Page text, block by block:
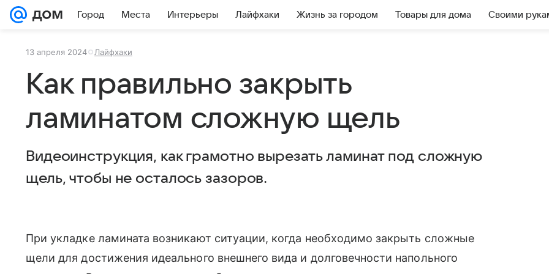
Город Места Интерьеры Лайфхаки Жизнь за городом Товары для дома Своими
13 апреля 2024 Лайфхаки
Как правильно закрыть
ламинатом сложную щель
Видеоинструкция, как грамотно вырезать ламинат под сложную
щель, чтобы не осталось зазоров.
При укладке ламината возникают ситуации, когда необходимо закрыть сложные
щели для достижения идеального внешнего вида и долговечности напольного